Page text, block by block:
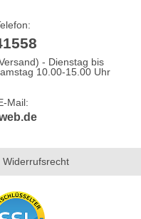
- Dienstag bis
10.00-15.00 Uhr
Mail:
Widerrufsrecht